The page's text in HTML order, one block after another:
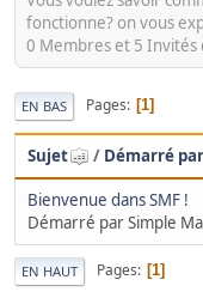
fonctionne? on vous
0 Membres et 5 Invités
EN BAS Pages 1
Sujet / Démarré par
Bienvenue dans SMF !
Démarré par Simple
EN HAUT Pages 1